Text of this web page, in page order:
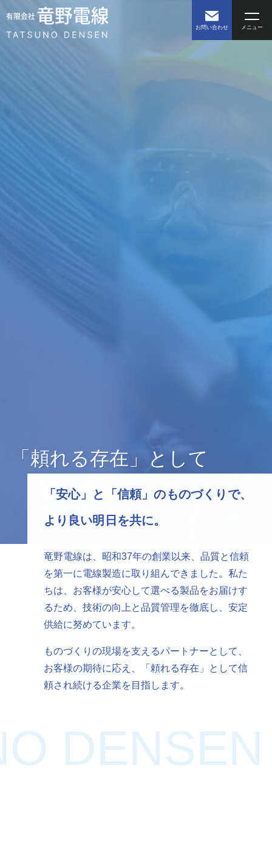
お問い合わせ メニュー
「頼れる存在」として
信頼され続ける企業を目指します。
「安心」と「信頼」のものづくりで、
より良い明日を共に。
竜野電線は、昭和37年の創業以来、品質と信頼
を第一に電線製造に取り組んできました。私た
ちは、お客様が安心して選べる製品をお届けす
るため、技術の向上と品質管理を徹底し、安定
供給に努めています。
ものづくりの現場を支えるパートナーとして、
お客様の期待に応え、「頼れる存在」として信
頼され続ける企業を目指します。
DENSEN